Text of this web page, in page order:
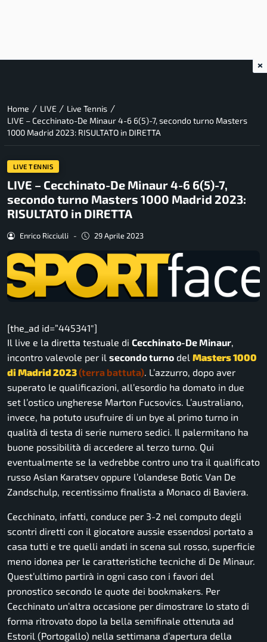
Home / LIVE / Live Tennis /
LIVE – Cecchinato-De Minaur 4-6 6(5)-7, secondo turno Masters
1000 Madrid 2023: RISULTATO in DIRETTA
LIVE TENNIS
LIVE – Cecchinato-De Minaur 4-6 6(5)-7,
secondo turno Masters 1000 Madrid 2023:
RISULTATO in DIRETTA
Enrico Ricciulli - 29 Aprile 2023
[the_ad id=”445341″]
Il live e la diretta testuale di Cecchinato-De Minaur
incontro valevole per il secondo turno del Masters 1000
di Madrid 2023(terra battuta) . L’azzurro, dopo aver
superato le qualificazioni, all’esordio ha domato in due
set l’ostico ungherese Marton Fucsovics. L’australiano,
invece, ha potuto usufruire di un bye al primo turno in
qualità di testa di serie numero sedici. Il palermitano ha
buone possibilità di accedere al terzo turno. Qui
eventualmente se la vedrebbe contro uno tra il qualificato
russo Aslan Karatsev oppure l’olandese Botic Van De
Zandschulp, recentissimo finalista a Monaco di Baviera.
Cecchinato, infatti, conduce per 3-2 nel computo degli
scontri diretti con il giocatore aussie essendosi portato a
casa tutti e tre quelli andati in scena sul rosso, superficie
meno idonea per le caratteristiche tecniche di De Minaur.
Quest’ultimo partirà in ogni caso con i favori del
pronostico secondo le quote dei bookmakers. Per
Cecchinato un’altra occasione per dimostrare lo stato di
forma ritrovato dopo la bella semifinale ottenuta ad
Estoril (Portogallo) nella settimana d’apertura della
×